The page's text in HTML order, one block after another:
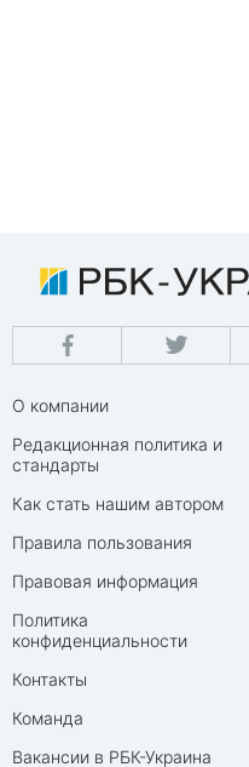
О компании
Редакционная политика и
стандарты
Как стать нашим автором
Правила пользования
Правовая информация
Политика
конфиденциальности
Контакты
Команда
Вакансии в РБК-Украина